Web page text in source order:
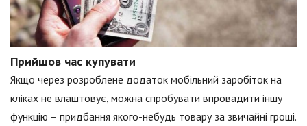
Прийшов час купувати
Якщо через розроблене додаток мобільний заробіток на
кліках не влаштовує, можна спробувати впровадити іншу
функцію – придбання якого-небудь товару за звичайні гроші.